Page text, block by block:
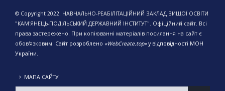
© Copyright 2022. НАВЧАЛЬНО-РЕАБІЛІТАЦІЙНИЙ ЗАКЛАД ВИЩОЇ ОСВІТИ
"КАМ'ЯНЕЦЬ-ПОДІЛЬСЬКИЙ ДЕРЖАВНИЙ ІНСТИТУТ". Офіційний сайт. Всі
права застережено. При копіюванні матеріалів посилання на сайт є
обов'язковим. Сайт розроблено «WebCreate.top»у відповідності МОН
України.
МАПА САЙТУ